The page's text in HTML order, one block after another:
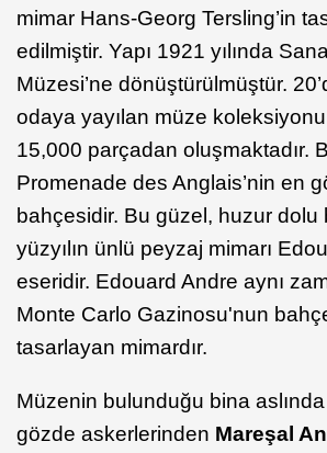
mimar Hans-Georg Tersling’in
edilmiştir. Yapı 1921 yılında
Müzesi’ne dönüştürülmüştür.
odaya yayılan müze
15,000 parçadan oluşmaktadır.
Promenade des Anglais’nin en
bahçesidir. Bu güzel, huzur dolu
yüzyılın ünlü peyzaj mimarı
eseridir. Edouard Andre aynı
Monte Carlo Gazinosu'nun
tasarlayan mimardır.
Müzenin bulunduğu bina
gözde askerlerinden Mareşal